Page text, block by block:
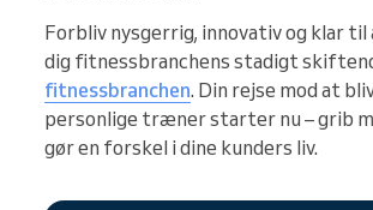
Forbliv nysgerrig, innovativ og klar
dig fitnessbranchens stadigt
fitnessbranchen. Din rejse mod at
personlige træner starter nu – grib
gør en forskel i dine kunders liv.